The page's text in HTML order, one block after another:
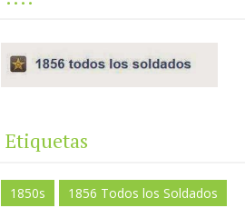
Etiquetas
1850s
1856 Todos los Soldados